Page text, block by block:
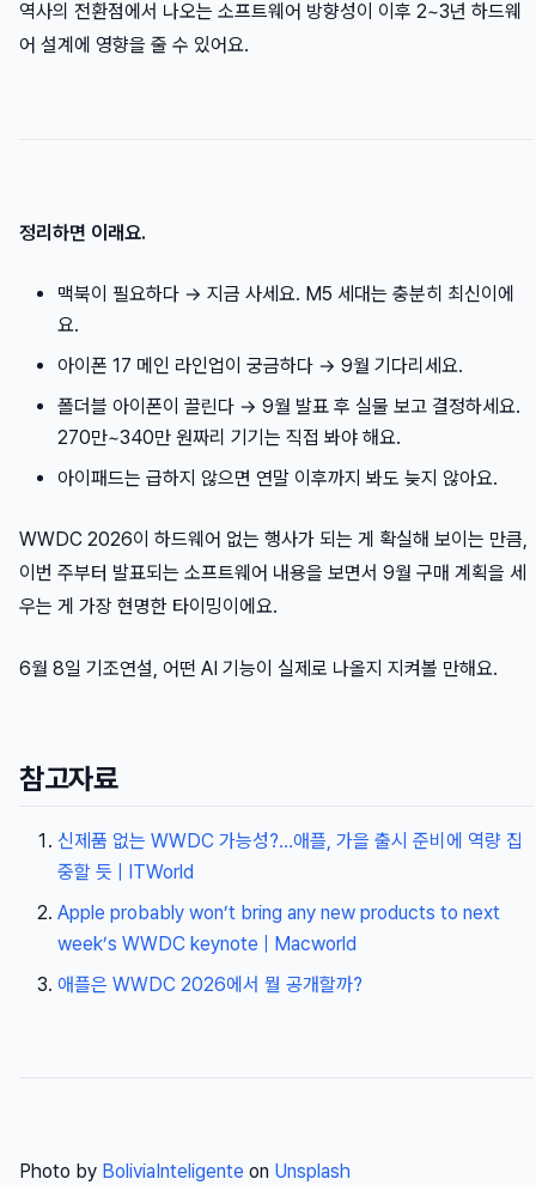
역사의 전환점에서 나오는 소프트웨어 방향성이 이후 2~3년 하드웨
어 설계에 영향을 줄 수 있어요.
정리하면 이래요.
맥북이 필요하다 → 지금 사세요. M5 세대는 충분히 최신이에
요.
아이폰 17 메인 라인업이 궁금하다 → 9월 기다리세요.
폴더블 아이폰이 끌린다 → 9월 발표 후 실물 보고 결정하세요.
270만~340만 원짜리 기기는 직접 봐야 해요.
아이패드는 급하지 않으면 연말 이후까지 봐도 늦지 않아요.
WWDC 2026이 하드웨어 없는 행사가 되는 게 확실해 보이는 만큼,
이번 주부터 발표되는 소프트웨어 내용을 보면서 9월 구매 계획을 세
우는 게 가장 현명한 타이밍이에요.
6월 8일 기조연설, 어떤 AI 기능이 실제로 나올지 지켜볼 만해요.
참고자료
신제품 없는 WWDC 가능성?…애플, 가을 출시 준비에 역량 집
중할 듯 | ITWorld
Apple probably won’t bring any new products to next
week’s WWDC keynote | Macworld
애플은 WWDC 2026에서 뭘 공개할까?
Photo by BoliviaInteligente on Unsplash